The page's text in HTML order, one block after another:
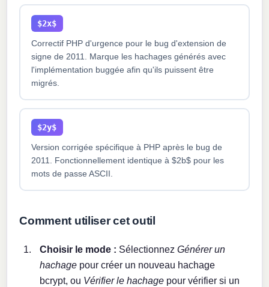
$2x$
Correctif PHP d'urgence pour le bug d'extension de
signe de 2011. Marque les hachages générés avec
l'implémentation buggée afin qu'ils puissent être
migrés.
$2y$
Version corrigée spécifique à PHP après le bug de
2011. Fonctionnellement identique à $2b$ pour les
mots de passe ASCII.
Comment utiliser cet outil
Choisir le mode : SélectionnezGénérer un
hachage pour créer un nouveau hachage
bcrypt, ou Vérifier le hachage pour vérifier si un